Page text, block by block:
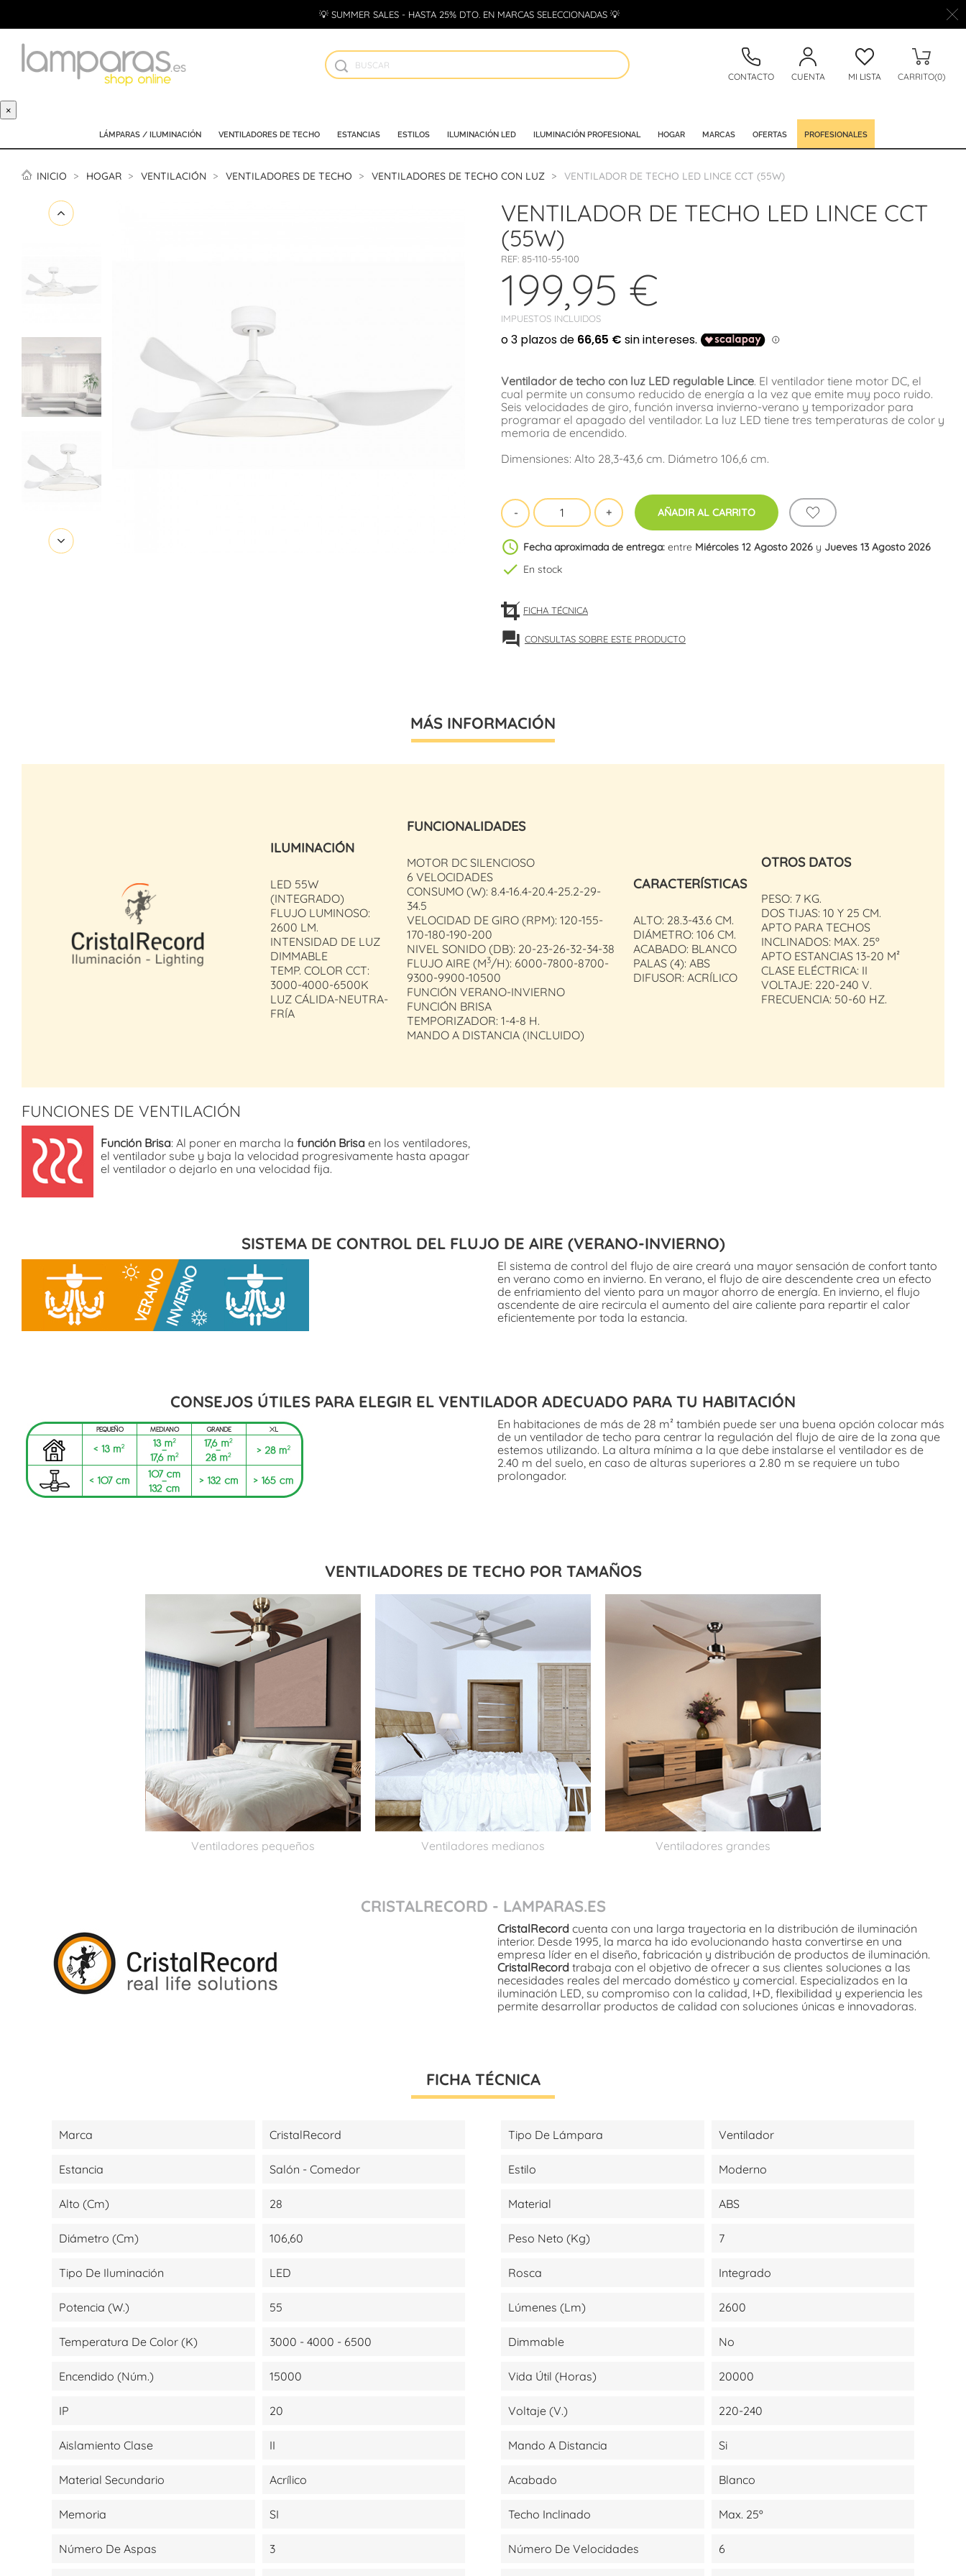
💡 SUMMER SALES - HASTA 25% DTO. EN MARCAS SELECCIONADAS 💡
CONTACTO CUENTA MI LISTA CARRITO(0)
×
LÁMPARAS / ILUMINACIÓN VENTILADORES DE TECHO ESTANCIAS ESTILOS ILUMINACIÓN LED ILUMINACIÓN PROFESIONAL HOGAR MARCAS OFERTAS PROFESIONALES
INICIO HOGAR VENTILACIÓN VENTILADORES DE TECHO VENTILADORES DE TECHO CON LUZ VENTILADOR DE TECHO LED LINCE CCT (55W)
VENTILADOR DE TECHO LED LINCE CCT
(55W)
REF: 85-110-55-100
199,95 €
IMPUESTOS INCLUIDOS
Ventilador de techo con luz LED regulable Lince. El ventilador tiene motor DC, el
cual permite un consumo reducido de energía a la vez que emite muy poco ruido.
Seis velocidades de giro, función inversa invierno-verano y temporizador para
programar el apagado del ventilador. La luz LED tiene tres temperaturas de color y
memoria de encendido.
Dimensiones: Alto 28,3-43,6 cm. Diámetro 106,6 cm.
AÑADIR AL CARRITO
schedule Fecha aproximada de entrega: entre Miércoles 12 Agosto 2026 y Jueves 13 Agosto 2026
check En stock
FICHA TÉCNICA
forum CONSULTAS SOBRE ESTE PRODUCTO
MÁS INFORMACIÓN
ILUMINACIÓN
LED 55W
(INTEGRADO)
FLUJO LUMINOSO:
2600 LM.
INTENSIDAD DE LUZ
DIMMABLE
TEMP. COLOR CCT:
3000-4000-6500K
LUZ CÁLIDA-NEUTRA-
FRÍA
FUNCIONALIDADES
MOTOR DC SILENCIOSO
6 VELOCIDADES
CONSUMO (W): 8.4-16.4-20.4-25.2-29-
34.5
VELOCIDAD DE GIRO (RPM): 120-155-
170-180-190-200
NIVEL SONIDO (DB): 20-23-26-32-34-38
FLUJO AIRE (M3/H): 6000-7800-8700-
9300-9900-10500
FUNCIÓN VERANO-INVIERNO
FUNCIÓN BRISA
TEMPORIZADOR: 1-4-8 H.
MANDO A DISTANCIA (INCLUIDO)
CARACTERÍSTICAS
ALTO: 28.3-43.6 CM.
DIÁMETRO: 106 CM.
ACABADO: BLANCO
PALAS (4): ABS
DIFUSOR: ACRÍLICO
OTROS DATOS
PESO: 7 KG.
DOS TIJAS: 10 Y 25 CM.
APTO PARA TECHOS
INCLINADOS: MAX. 25º
APTO ESTANCIAS 13-20 M²
CLASE ELÉCTRICA: II
VOLTAJE: 220-240 V.
FRECUENCIA: 50-60 HZ.
FUNCIONES DE VENTILACIÓN
Función Brisa: Al poner en marcha la función Brisa en los ventiladores,
el ventilador sube y baja la velocidad progresivamente hasta apagar
el ventilador o dejarlo en una velocidad fija.
SISTEMA DE CONTROL DEL FLUJO DE AIRE (VERANO-INVIERNO)
El sistema de control del flujo de aire creará una mayor sensación de confort tanto
en verano como en invierno. En verano, el flujo de aire descendente crea un efecto
de enfriamiento del viento para un mayor ahorro de energía. En invierno, el flujo
ascendente de aire recircula el aumento del aire caliente para repartir el calor
eficientemente por toda la estancia.
CONSEJOS ÚTILES PARA ELEGIR EL VENTILADOR ADECUADO PARA TU HABITACIÓN
En habitaciones de más de 28 m² también puede ser una buena opción colocar más
de un ventilador de techo para centrar la regulación del flujo de aire de la zona que
estemos utilizando. La altura mínima a la que debe instalarse el ventilador es de
2.40 m del suelo, en caso de alturas superiores a 2.80 m se requiere un tubo
prolongador.
VENTILADORES DE TECHO POR TAMAÑOS
Ventiladores pequeños Ventiladores medianos Ventiladores grandes
CRISTALRECORD - LAMPARAS.ES
CristalRecord cuenta con una larga trayectoria en la distribución de iluminación
interior. Desde 1995, la marca ha ido evolucionando hasta convertirse en una
empresa líder en el diseño, fabricación y distribución de productos de iluminación.
CristalRecord trabaja con el objetivo de ofrecer a sus clientes soluciones a las
necesidades reales del mercado doméstico y comercial. Especializados en la
iluminación LED, su compromiso con la calidad, I+D, flexibilidad y experiencia les
permite desarrollar productos de calidad con soluciones únicas e innovadoras.
FICHA TÉCNICA
Marca CristalRecord Tipo De Lámpara Ventilador
Estancia Salón - Comedor Estilo Moderno
Alto (cm) 28 Material ABS
Diámetro (cm) 106,60 Peso Neto (kg) 7
Tipo De Iluminación LED Rosca Integrado
Potencia (W.) 55 Lúmenes (lm) 2600
Temperatura De Color (K) 3000 - 4000 - 6500 Dimmable No
Encendido (Núm.) 15000 Vida Útil (Horas) 20000
IP 20 Voltaje (V.) 220-240
Aislamiento Clase II Mando A Distancia Si
Material Secundario Acrílico Acabado Blanco
Memoria SI Techo Inclinado Max. 25º
Número De Aspas 3 Número De Velocidades 6